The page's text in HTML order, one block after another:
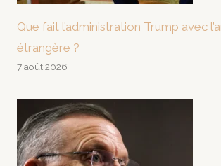
Que fait l’administration Trump avec
étrangère ?
7 août 2026